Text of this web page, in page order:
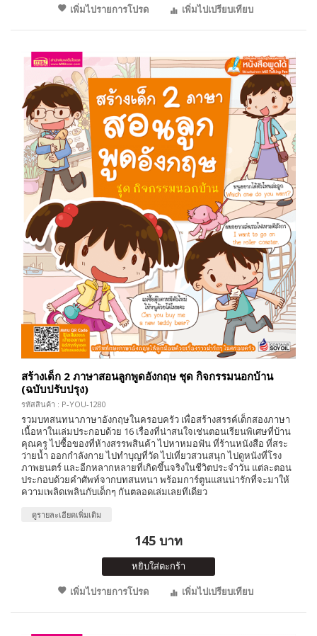
เพิ่มไปรายการโปรด
เพิ่มไปเปรียบเทียบ
สร้างเด็ก 2 ภาษาสอนลูกพูดอังกฤษ ชุด กิจกรรมนอกบ้าน
(ฉบับปรับปรุง)
รหัสสินค้า : P-YOU-1280
รวมบทสนทนาภาษาอังกฤษในครอบครัว เพื่อสร้างสรรค์เด็กสองภาษา
เนื้อหาในเล่มประกอบด้วย 16 เรื่องที่น่าสนใจเช่นตอนเรียนพิเศษที่บ้าน
คุณครู ไปซื้อของที่ห้างสรรพสินค้า ไปหาหมอฟัน ที่ร้านหนังสือ ที่สระ
ว่ายน้ำ ออกกำลังกาย ไปทำบุญที่วัด ไปเที่ยวสวนสนุก ไปดูหนังที่โรง
ภาพยนตร์ และอีกหลากหลายที่เกิดขึ้นจริงในชีวิตประจำวัน แต่ละตอน
ประกอบด้วยคำศัพท์จากบทสนทนา พร้อมการ์ตูนแสนน่ารักที่จะมาให้
ความเพลิดเพลินกับเด็กๆ กันตลอดเล่มเลยทีเดียว
ดูรายละเอียดเพิ่มเติม
145 บาท
หยิบใส่ตะกร้า
เพิ่มไปรายการโปรด
เพิ่มไปเปรียบเทียบ